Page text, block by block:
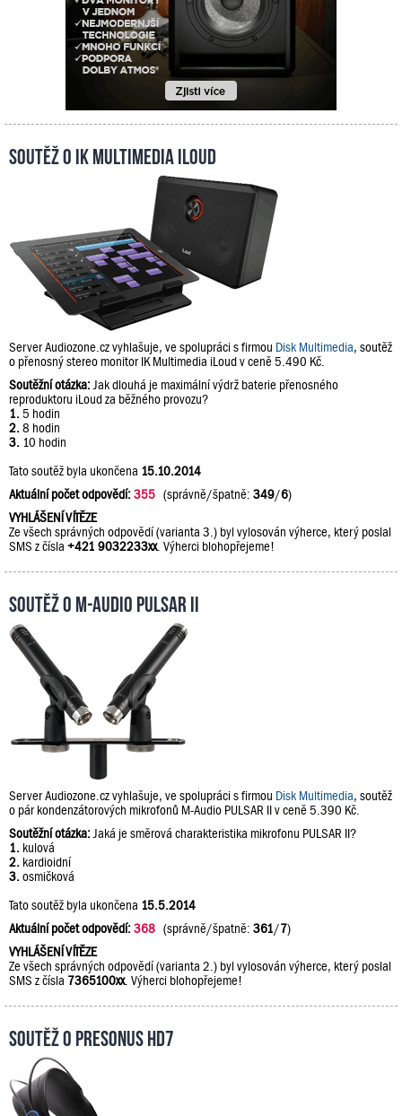
Soutěž o IK Multimedia iLoud
Server Audiozone.cz vyhlašuje, ve spolupráci s firmou Disk Multimedia, soutěž
o přenosný stereo monitor IK Multimedia iLoud v ceně 5.490 Kč.
Soutěžní otázka: Jak dlouhá je maximální výdrž baterie přenosného
reproduktoru iLoud za běžného provozu?
1. 5 hodin
2. 8 hodin
3. 10 hodin
Tato soutěž byla ukončena 15.10.2014
Aktuální počet odpovědí:355 (správně/špatně: 349/6)
VYHLÁŠENÍ VÍTĚZE
Ze všech správných odpovědí (varianta 3.) byl vylosován výherce, který poslal
SMS z čísla +421 9032233xx. Výherci blohopřejeme!
Soutěž o M-Audio PULSAR II
Server Audiozone.cz vyhlašuje, ve spolupráci s firmou Disk Multimedia, soutěž
o pár kondenzátorových mikrofonů M-Audio PULSAR II v ceně 5.390 Kč.
Soutěžní otázka: Jaká je směrová charakteristika mikrofonu PULSAR II?
1. kulová
2. kardioidní
3. osmičková
Tato soutěž byla ukončena 15.5.2014
Aktuální počet odpovědí:368 (správně/špatně: 361/7)
VYHLÁŠENÍ VÍTĚZE
Ze všech správných odpovědí (varianta 2.) byl vylosován výherce, který poslal
SMS z čísla 7365100xx. Výherci blohopřejeme!
Soutěž o PreSonus HD7